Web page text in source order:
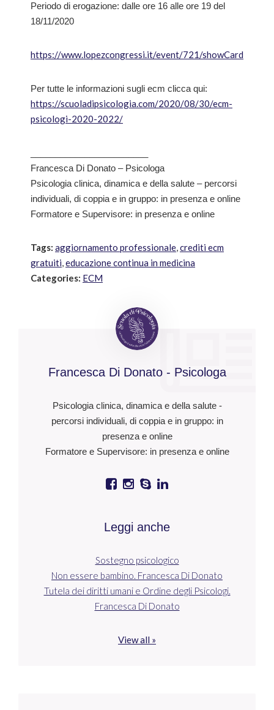
Periodo di erogazione: dalle ore 16 alle ore 19 del
18/11/2020
https://www.lopezcongressi.it/event/721/showCard
Per tutte le informazioni sugli ecm clicca qui:
https://scuoladipsicologia.com/2020/08/30/ecm-
psicologi-2020-2022/
Francesca Di Donato – Psicologa
Psicologia clinica, dinamica e della salute – percorsi
individuali, di coppia e in gruppo: in presenza e online
Formatore e Supervisore: in presenza e online
Tags: aggiornamento professionale,crediti ecm
gratuiti,educazione continua in medicina
Categories: ECM
Francesca Di Donato - Psicologa
Psicologia clinica, dinamica e della salute -
percorsi individuali, di coppia e in gruppo: in
presenza e online
Formatore e Supervisore: in presenza e online
Leggi anche
Sostegno psicologico
Non essere bambino. Francesca Di Donato
Tutela dei diritti umani e Ordine degli Psicologi.
Francesca Di Donato
View all »